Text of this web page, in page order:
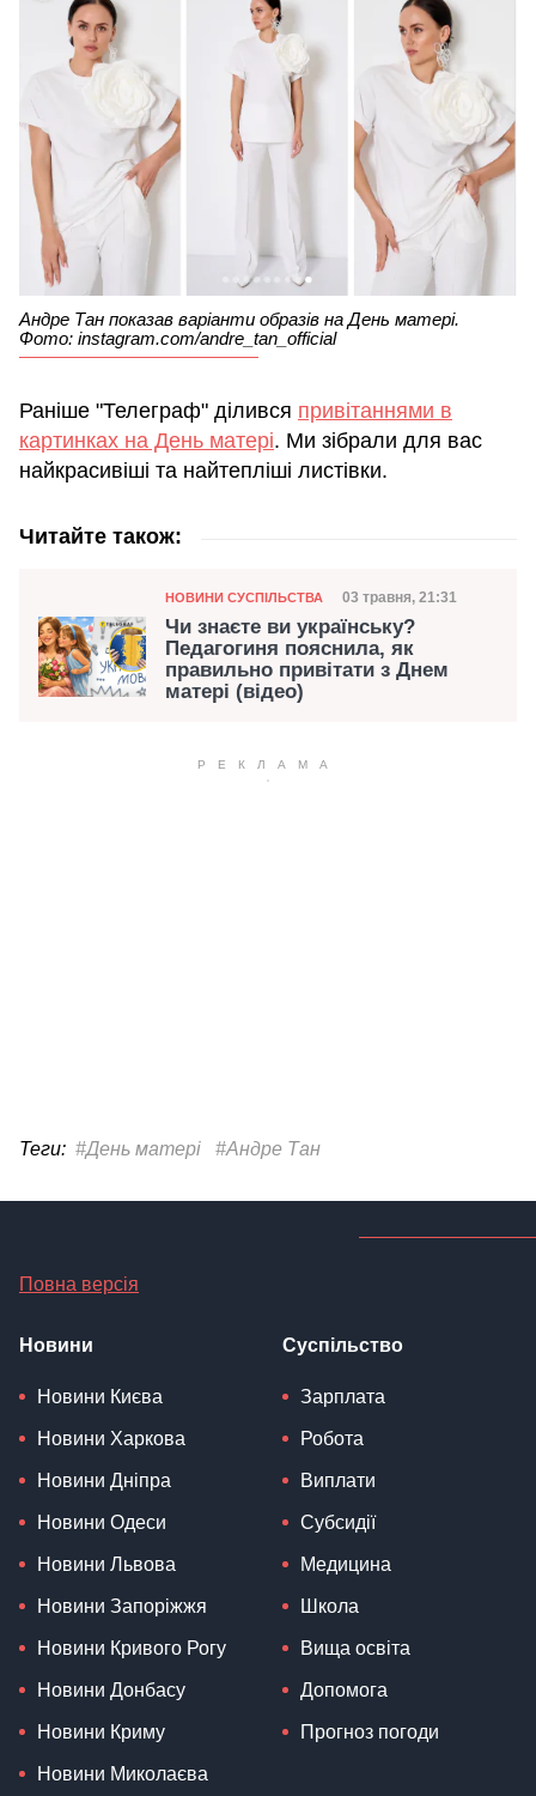
Андре Тан показав варіанти образів на День матері.
Фото: instagram.com/andre_tan_official
Раніше "Телеграф" ділився привітаннями в
картинках на День матері. Ми зібрали для вас
найкрасивіші та найтепліші листівки.
Читайте також:
Категорія
НОВИНИ СУСПІЛЬСТВА Дата публікації
03 травня, 21:31
Чи знаєте ви українську?
Педагогиня пояснила, як
правильно привітати з Днем
матері (відео)
Теги: #День матері #Андре Тан
Повна версія
Новини
Новини Києва
Новини Харкова
Новини Дніпра
Новини Одеси
Новини Львова
Новини Запоріжжя
Новини Кривого Рогу
Новини Донбасу
Новини Криму
Новини Миколаєва
Суспільство
Зарплата
Робота
Виплати
Субсидії
Медицина
Школа
Вища освіта
Допомога
Прогноз погоди